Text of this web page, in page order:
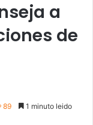
a
de
89 1 minuto leido